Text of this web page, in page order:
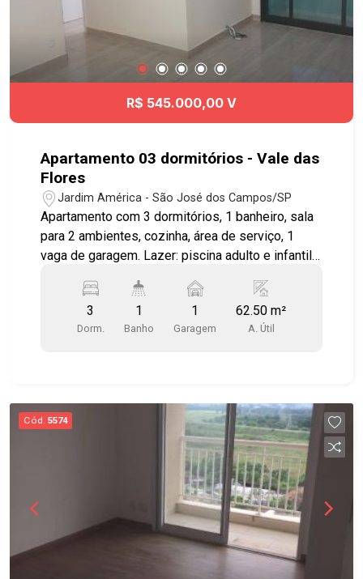
R$ 545.000,00 V
Apartamento 03 dormitórios - Vale das
Flores
Jardim América - São José dos Campos/SP
Apartamento com 3 dormitórios, 1 banheiro, sala
para 2 ambientes, cozinha, área de serviço, 1
vaga de garagem. Lazer: piscina adulto e infantil,
playground, salão de festas e salão de jogos.
Aceita permuta por casa no Parque Industrial,
Bosque dos Eucaliptos, Bosque dos Ipês, Jardim
3
Dorm.
1
Banho
1
Garagem
62.50 m²
A. Útil
Cód. 5574